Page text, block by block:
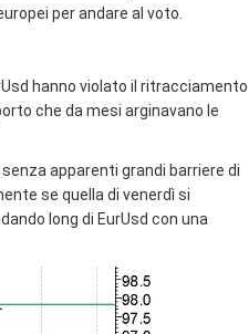
per andare al voto.
hanno violato il ritracciamento
che da mesi arginavano le
apparenti grandi barriere di
se quella di venerdì si
long di EurUsd con una